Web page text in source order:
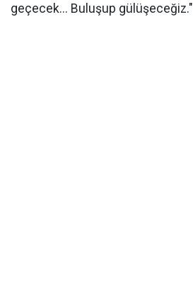
geçecek... Buluşup gülüşeceğiz."